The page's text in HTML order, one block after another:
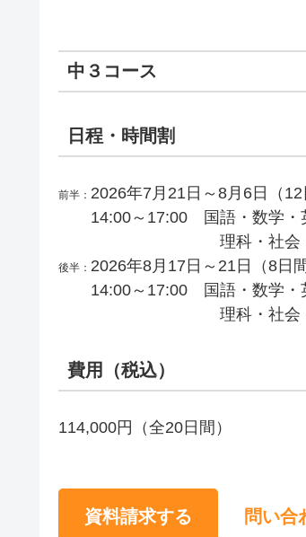
中３コース
日程・時間割
前半： 2026年7月21日～8月6日（12
14:00～17:00 国語・数学・
理科・社会
後半： 2026年8月17日～21日（8日間
14:00～17:00 国語・数学・
理科・社会
費用（税込）
114,000円（全20日間）
資料請求する 問い合